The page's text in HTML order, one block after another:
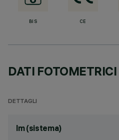
BIS CE
DATI FOTOMETRICI
DETTAGLI
lm (sistema)